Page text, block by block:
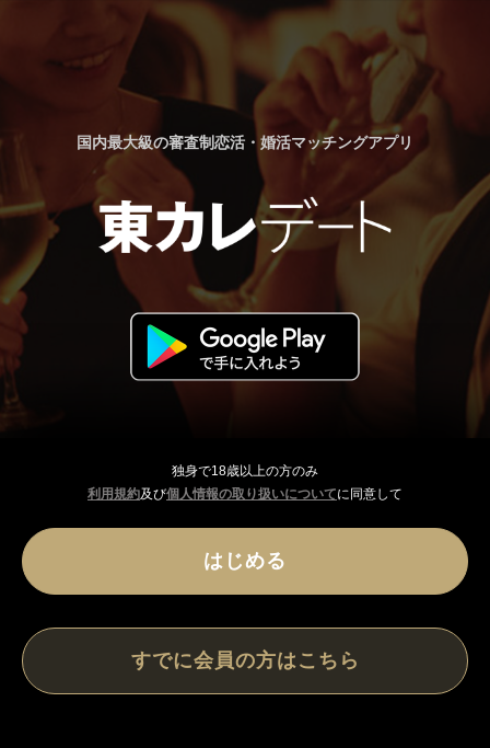
国内最大級の審査制恋活・婚活マッチングアプリ
独身で18歳以上の方のみ
利用規約及び個人情報の取り扱いについてに同意して
はじめる
すでに会員の方はこちら